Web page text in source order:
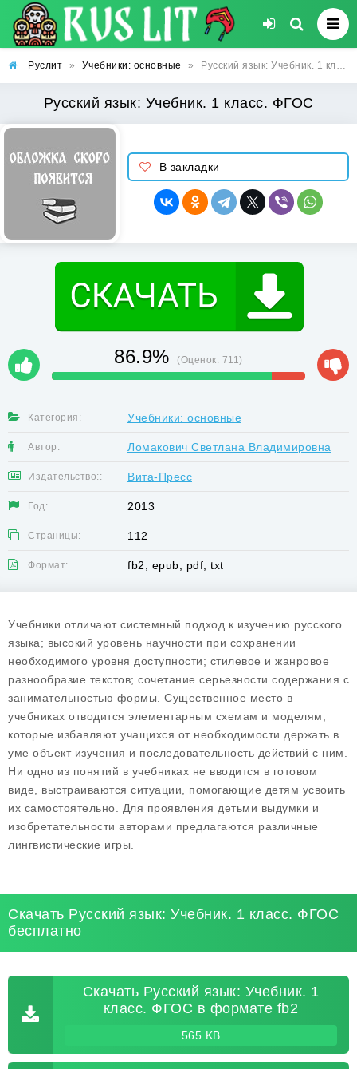
Руслит » Учебники: основные » Русский язык: Учебник. 1 класс. ФГОС
Русский язык: Учебник. 1 класс. ФГОС
В закладки
86.9% (Оценок: 711)
Категория: Учебники: основные
Автор: Ломакович Светлана Владимировна
Издательство:: Вита-Пресс
Год: 2013
Страницы: 112
Формат: fb2, epub, pdf, txt
Учебники отличают системный подход к изучению русского
языка; высокий уровень научности при сохранении
необходимого уровня доступности; стилевое и жанровое
разнообразие текстов; сочетание серьезности содержания с
занимательностью формы. Существенное место в
учебниках отводится элементарным схемам и моделям,
которые избавляют учащихся от необходимости держать в
уме объект изучения и последовательность действий с ним.
Ни одно из понятий в учебниках не вводится в готовом
виде, выстраиваются ситуации, помогающие детям усвоить
их самостоятельно. Для проявления детьми выдумки и
изобретательности авторами предлагаются различные
лингвистические игры.
Скачать Русский язык: Учебник. 1 класс. ФГОС
бесплатно
Скачать Русский язык: Учебник. 1
класс. ФГОС в формате fb2
565 KB